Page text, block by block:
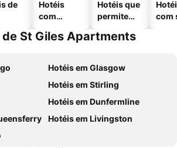
de
Hotéis
com
Hotéis que
permitem
com
St Giles Apartments
Hotéis em Glasgow
Hotéis em Stirling
Hotéis em Dunfermline
Hotéis em Livingston